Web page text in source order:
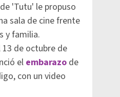
'Tutu' le propuso
sala de cine frente
y familia.
de octubre de
el embarazo de
con un video